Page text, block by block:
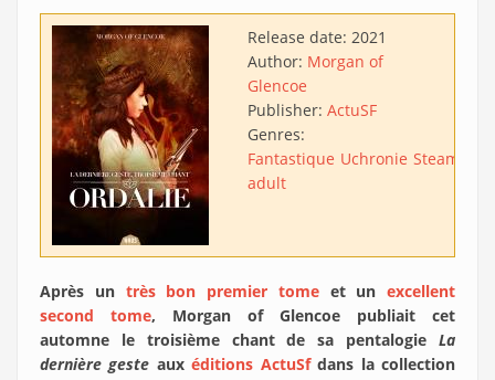
Release date: 2021
Author: Morgan of
Glencoe
Publisher: ActuSF
Genres:
Fantastique Uchronie
adult
Après un très bon premier tomeet un excellent
second tome, Morgan of Glencoe publiait cet
automne le troisième chant de sa pentalogie La
dernière geste auxéditions ActuSfdans la collection